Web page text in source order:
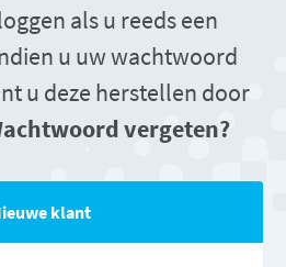
als u reeds een
u uw wachtwoord
u deze herstellen door
vergeten?
klant